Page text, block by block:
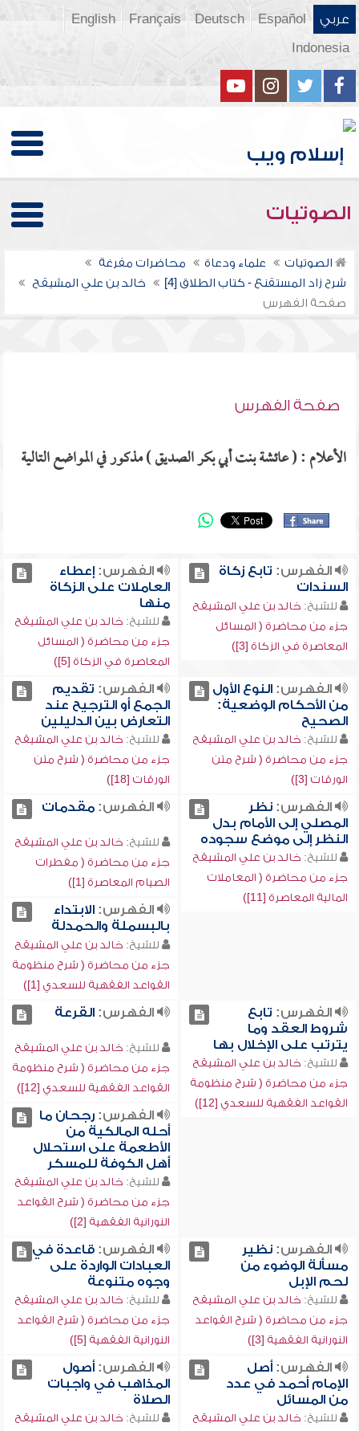
عربي Español
Deutsch
Français
English
Indonesia
الصوتيات
الصوتيات علماء ودعاة
محاضرات مفرغة
شرح زاد المستقنع - كتاب الطلاق [4]
خالد بن علي المشيقح
صفحة الفهرس
صفحة الفهرس
الأعلام : ( عائشة بنت أبي بكر الصديق ) مذكور في المواضع التالية
الفهرس: تابع زكاة
السندات
للشيخ: خالد بن علي المشيقح
جزء من محاضرة ( المسائل
المعاصرة في الزكاة [3])
الفهرس:إعطاء
العاملات على الزكاة
منها
للشيخ: خالد بن علي المشيقح
جزء من محاضرة ( المسائل
المعاصرة في الزكاة [5])
الفهرس:النوع الأول
من الأحكام الوضعية:
الصحيح
للشيخ: خالد بن علي المشيقح
جزء من محاضرة ( شرح متن
الورقات [3])
الفهرس: تقديم
الجمع أو الترجيح عند
التعارض بين الدليلين
للشيخ: خالد بن علي المشيقح
جزء من محاضرة ( شرح متن
الورقات [18])
الفهرس:نظر
المصلي إلى الأمام بدل
النظر إلى موضع سجوده
للشيخ: خالد بن علي المشيقح
جزء من محاضرة ( المعاملات
المالية المعاصرة [11])
الفهرس:مقدمات
للشيخ: خالد بن علي المشيقح
جزء من محاضرة ( مفطرات
الصيام المعاصرة [1])
الفهرس:الابتداء
بالبسملة والحمدلة
للشيخ: خالد بن علي المشيقح
جزء من محاضرة ( شرح منظومة
القواعد الفقهية للسعدي [1])
الفهرس: تابع
شروط العقد وما
يترتب على الإخلال بها
للشيخ: خالد بن علي المشيقح
جزء من محاضرة ( شرح منظومة
القواعد الفقهية للسعدي [12])
الفهرس:القرعة
للشيخ: خالد بن علي المشيقح
جزء من محاضرة ( شرح منظومة
القواعد الفقهية للسعدي [12])
الفهرس:رجحان ما
أحله المالكية من
الأطعمة على استحلال
أهل الكوفة للمسكر
للشيخ: خالد بن علي المشيقح
جزء من محاضرة ( شرح القواعد
النورانية الفقهية [2])
الفهرس:نظير
مسألة الوضوء من
لحم الإبل
للشيخ: خالد بن علي المشيقح
جزء من محاضرة ( شرح القواعد
النورانية الفقهية [3])
الفهرس:قاعدة في
العبادات الواردة على
وجوه متنوعة
للشيخ: خالد بن علي المشيقح
جزء من محاضرة ( شرح القواعد
النورانية الفقهية [5])
الفهرس:أصل
الإمام أحمد في عدد
من المسائل
للشيخ: خالد بن علي المشيقح
الفهرس:أصول
المذاهب في واجبات
الصلاة
للشيخ: خالد بن علي المشيقح